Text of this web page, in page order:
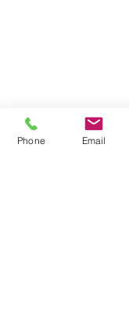
Phone Email